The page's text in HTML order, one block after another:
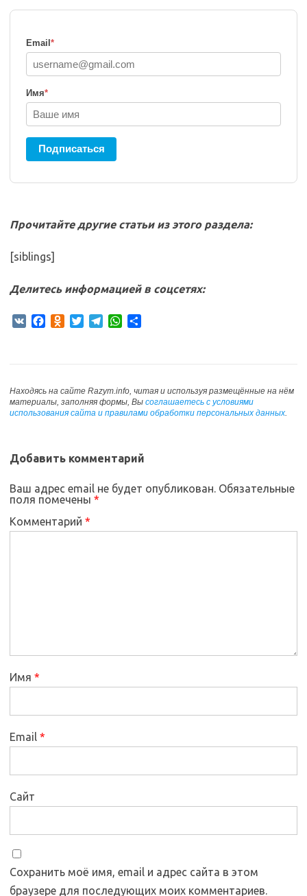
Email *
Имя*
Подписаться
Прочитайте другие статьи из этого раздела:
[siblings]
Делитесь информацией в соцсетях:
V
o
o
k
O
l
a
s
i
e
r
r
a
m
W
A
p
p
в
и
т
Находясь на сайте Razym.info, читая и используя размещённые на нём
материалы, заполняя формы, Вы соглашаетесь с условиями
использования сайта и правилами обработки персональных данных.
Добавить комментарий
Ваш адрес email не будет опубликован. Обязательные
поля помечены *
Комментарий *
Имя *
Email *
Сайт
Сохранить моё имя, email и адрес сайта в этом
браузере для последующих моих комментариев.